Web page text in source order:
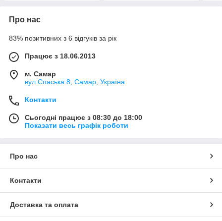
Про нас
83% позитивних з 6 відгуків за рік
Працює з 18.06.2013
м. Самар
вул.Спаська 8, Самар, Україна
Контакти
Сьогодні працює з 08:30 до 18:00
Показати весь графік роботи
Про нас
Контакти
Доставка та оплата